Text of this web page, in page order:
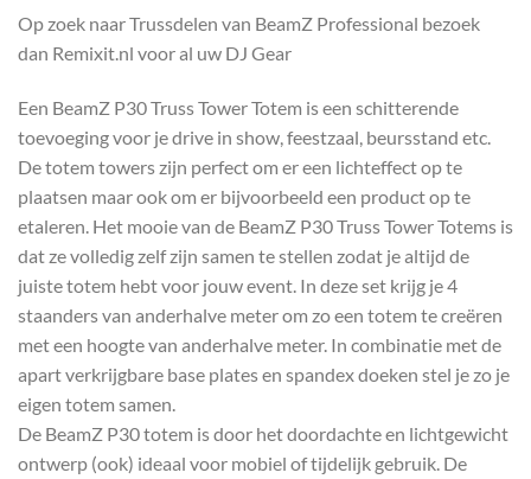
Op zoek naar Trussdelen van BeamZ Professional bezoek
dan Remixit.nl voor al uw DJ Gear
Een BeamZ P30 Truss Tower Totem is een schitterende
toevoeging voor je drive in show, feestzaal, beursstand etc.
De totem towers zijn perfect om er een lichteffect op te
plaatsen maar ook om er bijvoorbeeld een product op te
etaleren. Het mooie van de BeamZ P30 Truss Tower Totems is
dat ze volledig zelf zijn samen te stellen zodat je altijd de
juiste totem hebt voor jouw event. In deze set krijg je 4
staanders van anderhalve meter om zo een totem te creëren
met een hoogte van anderhalve meter. In combinatie met de
apart verkrijgbare base plates en spandex doeken stel je zo je
eigen totem samen.
De BeamZ P30 totem is door het doordachte en lichtgewicht
ontwerp (ook) ideaal voor mobiel of tijdelijk gebruik. De